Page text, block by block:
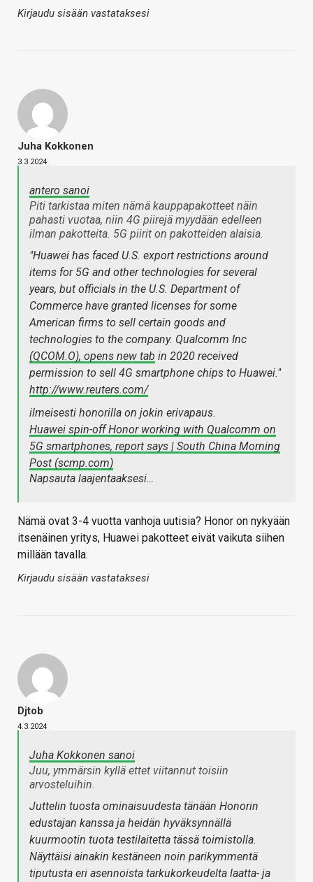
Kirjaudu sisään vastataksesi
Juha Kokkonen
3.3.2024
antero sanoi
Piti tarkistaa miten nämä kauppapakotteet näin
pahasti vuotaa, niin 4G piirejä myydään edelleen
ilman pakotteita. 5G piirit on pakotteiden alaisia.
"Huawei has faced U.S. export restrictions around
items for 5G and other technologies for several
years, but officials in the U.S. Department of
Commerce have granted licenses for some
American firms to sell certain goods and
technologies to the company. Qualcomm Inc
(QCOM.O), opens new tab in 2020 received
permission to sell 4G smartphone chips to Huawei."
http://www.reuters.com/
ilmeisesti honorilla on jokin erivapaus.
Huawei spin-off Honor working with Qualcomm on
5G smartphones, report says | South China Morning
Post (scmp.com)
Napsauta laajentaaksesi…
Nämä ovat 3-4 vuotta vanhoja uutisia? Honor on nykyään
itsenäinen yritys, Huawei pakotteet eivät vaikuta siihen
millään tavalla.
Kirjaudu sisään vastataksesi
Djtob
4.3.2024
Juha Kokkonen sanoi
Juu, ymmärsin kyllä ettet viitannut toisiin
arvosteluihin.
Juttelin tuosta ominaisuudesta tänään Honorin
edustajan kanssa ja heidän hyväksynnällä
kuurmootin tuota testilaitetta tässä toimistolla.
Näyttäisi ainakin kestäneen noin parikymmentä
tiputusta eri asennoista tarkukorkeudelta laatta- ja